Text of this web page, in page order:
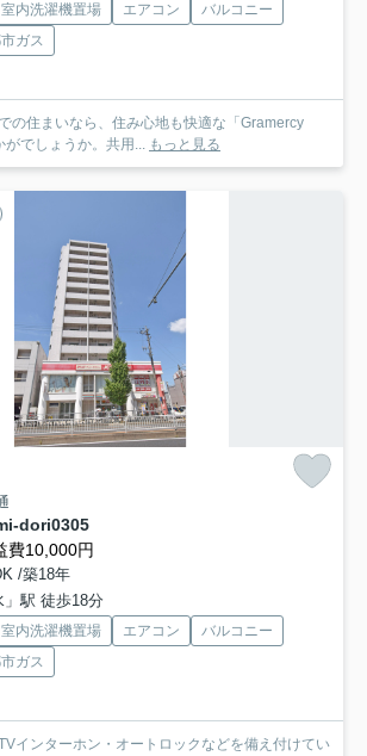
室内洗濯機置場 エアコン
バルコニー
ガス
の住まいなら、住み心地も快適な「Gramercy
でしょうか。共用... もっと見る
dori0305
費10,000円
/築18年
駅 徒歩18分
室内洗濯機置場 エアコン
バルコニー
ガス
インターホン・オートロックなどを備え付けてい